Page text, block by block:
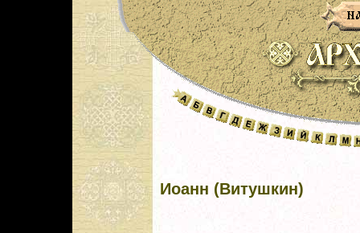
Иоанн (Витушкин)